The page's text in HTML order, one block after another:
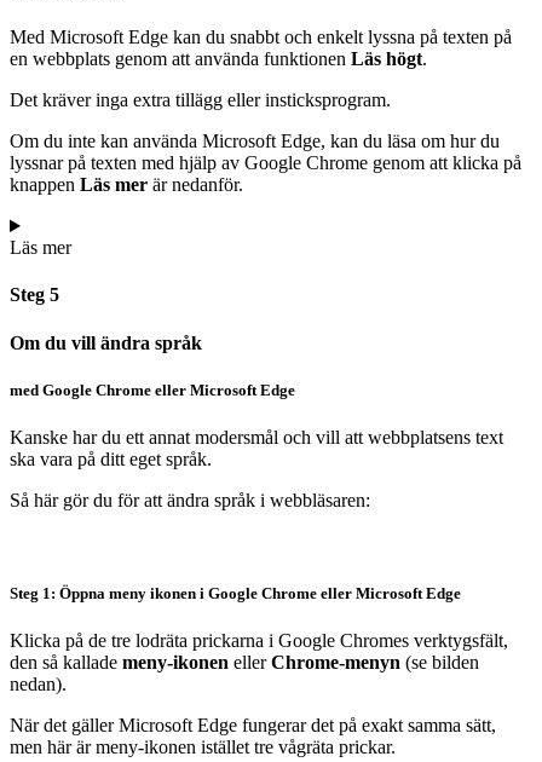
Med Microsoft Edge kan du snabbt och enkelt lyssna på texten på
en webbplats genom att använda funktionen Läs högt.
Det kräver inga extra tillägg eller insticksprogram.
Om du inte kan använda Microsoft Edge, kan du läsa om hur du
lyssnar på texten med hjälp av Google Chrome genom att klicka på
knappen Läs mer är nedanför.
Läs mer
Steg 5
Om du vill ändra språk
med Google Chrome eller Microsoft Edge
Kanske har du ett annat modersmål och vill att webbplatsens text
ska vara på ditt eget språk.
Så här gör du för att ändra språk i webbläsaren:
Steg 1: Öppna meny ikonen i Google Chrome eller Microsoft Edge
Klicka på de tre lodräta prickarna i Google Chromes verktygsfält,
den så kallade meny-ikonen ellerChrome-menyn (se bilden
nedan).
När det gäller Microsoft Edge fungerar det på exakt samma sätt,
men här är meny-ikonen istället tre vågräta prickar.